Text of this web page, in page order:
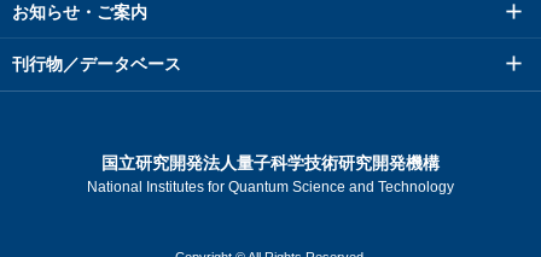
お知らせ・ご案内
刊行物／データベース
国立研究開発法人量子科学技術研究開発機構
National Institutes for Quantum Science and Technology